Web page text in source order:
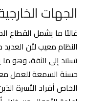
الجهات الخارجية
غالبًا ما يشمل القطاع
النظام معيب لأن
تستند إلى الثقة، وهو
حسنة السمعة للعمل
الخاص أفراد الأسرة